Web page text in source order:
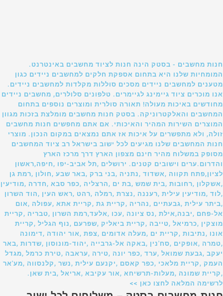
חנות מחשבים - בסטק הינה חנות לציוד מחשבים באינטרנט.
המומחיות שלנו היא בתחום אספקת חלקים למחשבים ניידים כגון
מטענים למחשבים ניידים מסכים סוללות מקלדות למחשבים ניידים.
אנו מוכרים ציוד גיימינג לגיימרים. טלפונים סלולרים, מחשבים ניידים
מחודשים באיכות מעולה! תאורה סולרית ומוצרים נוספים בתחום
המחשבים והאלקטרוניקה. בסטק חנות מחשבים מומלצת בזכות מגוון
המוצרים השירות המהיר והאיכותי. אם אתם מחפשים חנות מחשבים
זולה, ולא מתפשרים על איכות אז אתם נמצאים במקום הנכון. מוצרי
חנות המחשבים שלנו מגיעים לכל ישוב בישראל רב ציוד המחשבים
מסופק במשלוח מהיר חינם מצפון הארץ דרך מרכז הארץ
והדרום.ערים וישובים קטנים. ירושלים ,תל אביב-יפו ,חיפה,ראשון
לציון,פתח תקווה ,אשדוד ,נתניה ,בני ברק ,באר שבע ,חולון ,רמת גן
,אשקלון ,רחובות ,בית שמש ,בת ים ,הרצליה ,כפר סבא ,חדרה ,מודיעין
,לוד ,מודיעין עילית ,רעננה ,נצרת ,רמלה ,רהט ,ראש העין ,הוד השרון
,ביתר עילית ,גבעתיים ,נהריה ,קריית גת ,קריית אתא ,עפולה ,אום
אל-פחם ,יבנה,אילת ,נס ציונה ,עכו ,אלעד,רמת השרון ,טבריה ,קריית
מוצקין ,כרמיאל ,טייבה ,קריית ביאליק ,שפרעם ,נוף הגליל ,קריית
אונו ,נתיבות ,קריית ים ,מעלה אדומים ,צפת ,אור יהודה ,דימונה
,טמרה ,אופקים ,סח'נין ,באקה אל-גרבייה ,יהוד-מונוסון ,שדרות ,באר
יעקב ,גבעת שמואל ,ערד ,כפר יונה ,טירה ,עראבה ,טירת כרמל ,מגדל
העמק ,קריית מלאכי ,כפר קאסם ,יקנעם עילית ,נשר ,קלנסווה ,מע'אר
,קריית שמונה ,מעלות-תרשיחא ,אור עקיבא ,אריאל ,בית שאן.
לרשימה המלאה לחצו כאן >>